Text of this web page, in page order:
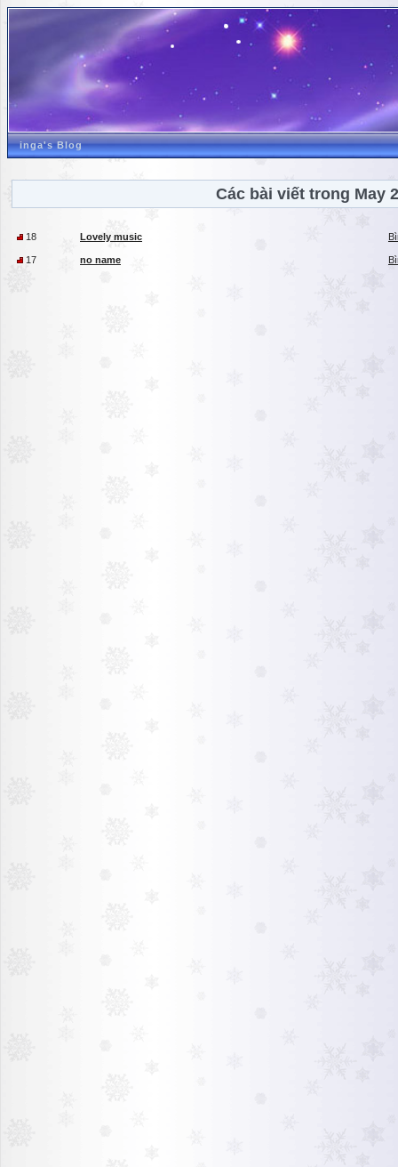
inga's Blog
Các bài viết trong May
18 Lovely music
17 no name